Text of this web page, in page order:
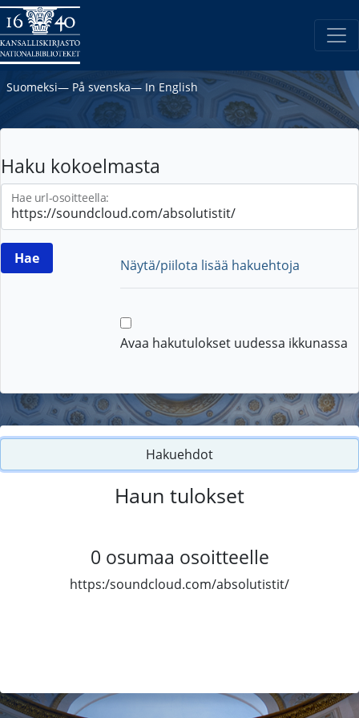
Suomeksi― På svenska― In English
Haku kokoelmasta
Hae url-osoitteella:
Näytä/piilota lisää hakuehtoja
Avaa hakutulokset uudessa ikkunassa
Hakuehdot
Haun tulokset
0 osumaa osoitteelle
https:/soundcloud.com/absolutistit/